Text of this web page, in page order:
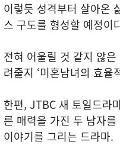
이렇듯 성격부터 살아온
스 구도를 형성할 예정이
전혀 어울릴 것 같지 않
려줄지 ‘미혼남녀의 효율
한편, JTBC 새 토일드라
른 매력을 가진 두 남자
이야기를 그리는 드라마.